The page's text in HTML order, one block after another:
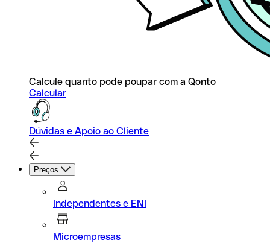
Calcule quanto pode poupar com a Qonto
Calcular
Dúvidas e Apoio ao Cliente
Preços
Independentes e ENI
Microempresas